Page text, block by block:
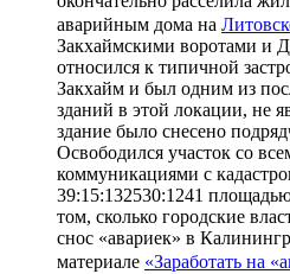
аварийным дома на
Закхаймскими воротами и
относился к типичной
Закхайм и был одним из
зданий в этой локации,
здание было снесено
Освободился участок со
коммуникациями с
39:15:132530:1241
том, сколько городские
снос «авариек» в
материале «Заработать на